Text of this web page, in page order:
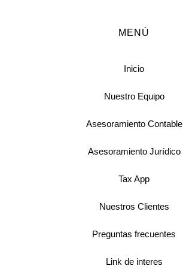
MENÚ
Inicio
Nuestro Equipo
Asesoramiento Contable
Asesoramiento Jurídico
Tax App
Nuestros Clientes
Preguntas frecuentes
Link de interes